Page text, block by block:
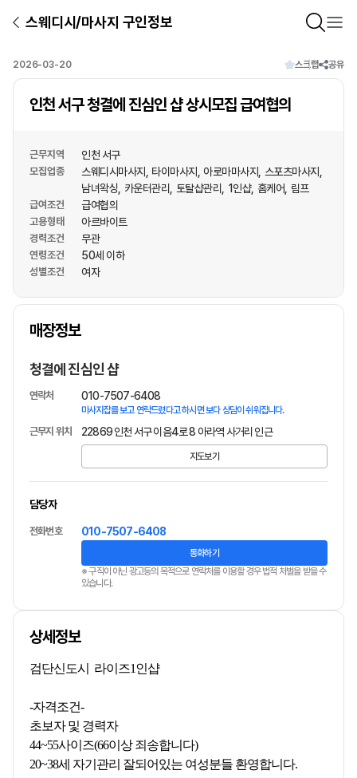
스웨디시/마사지 구인정보
2026-03-20 스크랩 공유
인천 서구 청결에 진심인 샵 상시모집 급여협의
근무지역 인천 서구
모집업종 스웨디시마사지 타이마사지 아로마마사지
스포츠마사지
남녀왁싱 카운터관리 토탈샵관리 1인샵 홈케어 림프
급여조건 급여협의
고용형태 아르바이트
경력조건 무관
연령조건 50세 이하
성별조건 여자
매장정보
상호명
청결에 진심인 샵
연락처 010-7507-6408
마사지잡를 보고 연락드렸다고 하시면 보다 상담이 쉬워집니다.
근무지 위치 22869 인천 서구 이음4로 8 아라역 사거리 인근
지도보기
담당자
전화번호 010-7507-6408
통화하기
※ 구직이 아닌 광고등의 목적으로 연락처를 이용할 경우 법적 처벌을 받을 수
있습니다.
상세정보
검단신도시 라이즈1인샵
-자격조건-
초보자 및 경력자
44~55사이즈(66이상 죄송합니다)
20~38세 자기관리 잘되어있는 여성분들 환영합니다.